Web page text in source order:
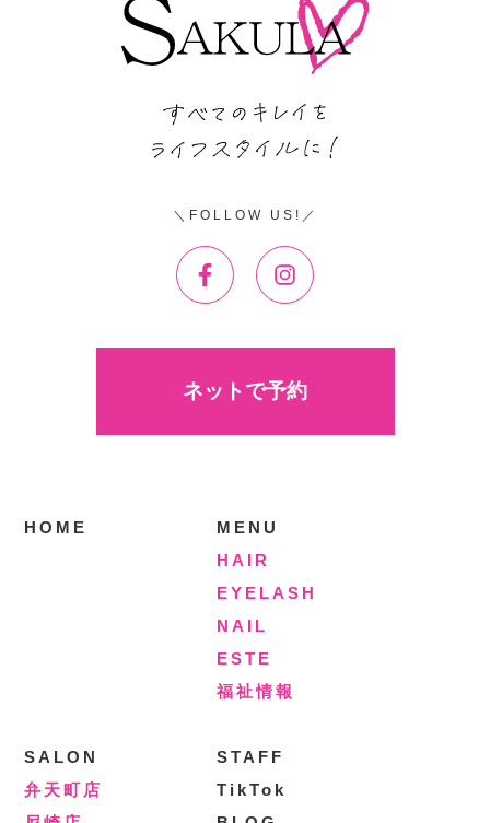
FOLLOW US!
ネットで予約
HOME
MENU
HAIR
EYELASH
NAIL
ESTE
福祉情報
SALON
弁天町店
STAFF
TikTok